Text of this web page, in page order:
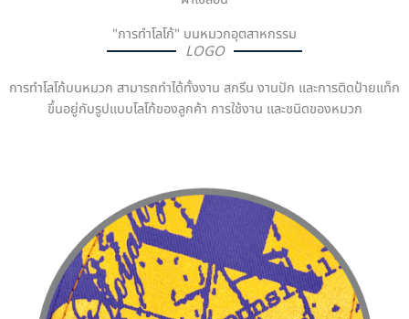
"การทำโลโก้" บนหมวกอุตสาหกรรม
LOGO
การทำโลโก้บนหมวก สามารถทำได้ทั้งงาน สกรีน งานปัก และการติดป้ายแท็ก
ขึ้นอยู่กับรูปแบบโลโก้ของลูกค้า การใช้งาน และชนิดของหมวก